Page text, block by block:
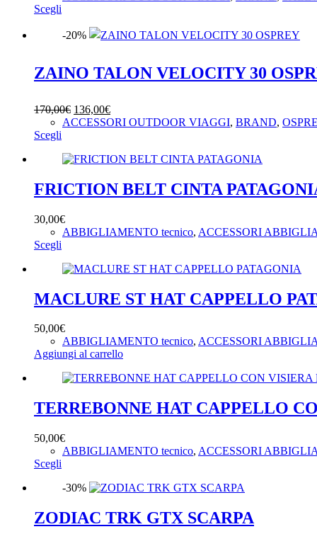
170,00€.136,00€.
Scegli
ha
Le
opzioni
essere
scelte
nella
del
-20%
ZAINO TALON VELOCITY 30
170,00€ Il
prezzo
170,00€.
136,00€Il
prezzo
136,00€.
ACCESSORI OUTDOOR VIAGGI, BRAND,
Scegli
ha
varianti.
Le
possono
essere
scelte
nella
pagina
prodotto
FRICTION BELT CINTA
30,00€
ABBIGLIAMENTO tecnico, ACCESSORI
Scegli
ha
varianti.
Le
possono
essere
scelte
nella
pagina
prodotto
MACLURE ST HAT CAPPELLO
50,00€
ABBIGLIAMENTO tecnico, ACCESSORI
Aggiungi al carrello
TERREBONNE HAT CAPPELLO
50,00€
ABBIGLIAMENTO tecnico, ACCESSORI
Scegli
ha
varianti.
Le
-30%
ZODIAC TRK GTX SCARPA